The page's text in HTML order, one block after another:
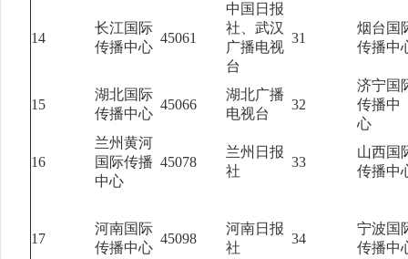
14
长江国际
传播中心
45061
中国日报
社、武汉
广播电视
台
31
烟台国
传播中
15
湖北国际
传播中心
45066
湖北广播
电视台
32
济宁国
传播中
心
16
兰州黄河
国际传播
中心
45078
兰州日报
社
33
山西国
传播中
17
河南国际
传播中心
45098
河南日报
社
34
宁波国
传播中